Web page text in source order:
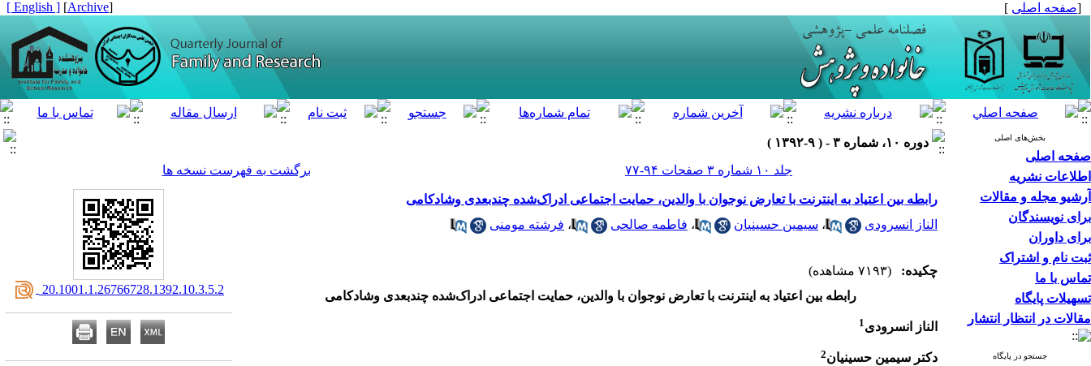
[صفحه اصلی ]
[
Archive
]
[ English ]
بخش‌های اصلی
صفحه اصلی
اطلاعات نشریه
آرشیو مجله و مقالات
برای نویسندگان
برای داوران
ثبت نام و اشتراک
تماس با ما
تسهیلات پایگاه
مقالات در انتظار انتشار
جستجو در پایگاه
دوره ۱۰، شماره ۳ - ( ۹-۱۳۹۲ )
جلد ۱۰ شماره ۳ صفحات ۹۴-۷۷
برگشت به فهرست نسخه ها
رابطه بین اعتیاد به اینترنت با تعارض نوجوان با والدین، حمایت اجتماعی ادراک‌شده چند‌بعدی وشادکامی
الناز انسرودی
، سیمین حسینیان ، فاطمه صالحی ، فرشته مومنی
چکیده:
(۷۱۹۳ مشاهده)
رابطه بین اعتیاد به اینترنت با تعارض نوجوان با والدین، حمایت اجتماعی ادراک‌شده چند‌بعدی وشادکامی
الناز انسرودی1
دکتر سیمین حسینیان2
‎ 20.1001.1.26766728.1392.10.3.5.2